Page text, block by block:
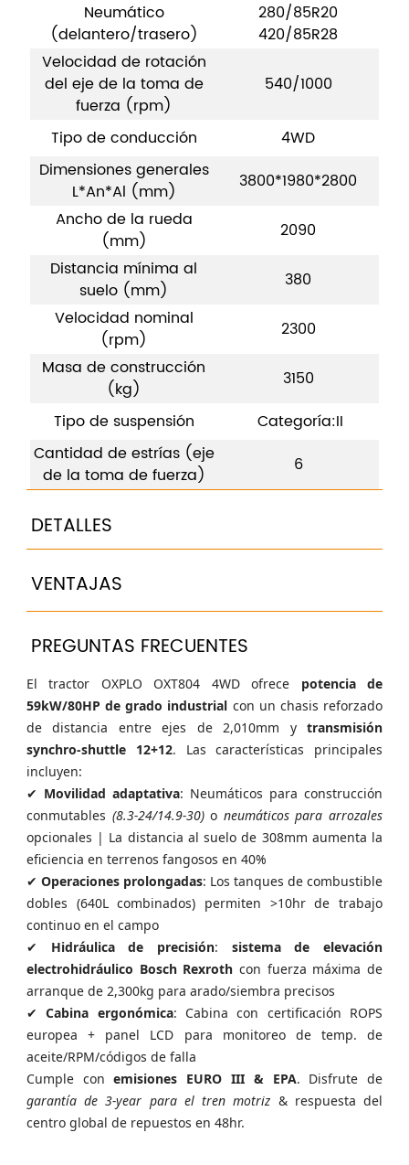
Neumático
(delantero/trasero)
280/85R20
420/85R28
Velocidad de rotación
del eje de la toma de
fuerza (rpm)
540/1000
Tipo de conducción
4WD
Dimensiones generales
L*An*Al (mm)
3800*1980*2800
Ancho de la rueda
(mm)
2090
Distancia mínima al
suelo (mm)
380
Velocidad nominal
(rpm)
2300
Masa de construcción
(kg)
3150
Tipo de suspensión
Categoría:II
Cantidad de estrías (eje
de la toma de fuerza)
6
DETALLES
VENTAJAS
PREGUNTAS FRECUENTES
El tractor OXPLO OXT804 4WD ofrece potencia de
59kW/80HP de grado industrial con un chasis reforzado
de distancia entre ejes de 2,010mm ytransmisión
synchro-shuttle 12+12. Las características principales
incluyen:
✔ Movilidad adaptativa: Neumáticos para construcción
conmutables (8.3-24/14.9-30)o neumáticos para arrozales
opcionales | La distancia al suelo de 308mm aumenta la
eficiencia en terrenos fangosos en 40%
✔ Operaciones prolongadas: Los tanques de combustible
dobles (640L combinados) permiten >10hr de trabajo
continuo en el campo
✔ Hidráulica de precisión: sistema de elevación
electrohidráulico Bosch Rexroth con fuerza máxima de
arranque de 2,300kg para arado/siembra precisos
✔Cabina ergonómica: Cabina con certificación ROPS
europea + panel LCD para monitoreo de temp. de
aceite/RPM/códigos de falla
Cumple conemisiones EURO III & EPA. Disfrute de
garantía de 3-year para el tren motriz & respuesta del
centro global de repuestos en 48hr.